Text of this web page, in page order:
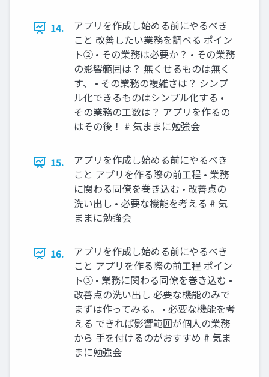
14.
アプリを作成し始める前にやるべき
こと 改善したい業務を調べる ポイン
ト② • その業務は必要か？ • その業務
の影響範囲は？ 無くせるものは無く
す、 • その業務の複雑さは？ シンプ
ル化できるものはシンプル化する •
その業務の工数は？ アプリを作るの
はその後！ # 気ままに勉強会
15.
アプリを作成し始める前にやるべき
こと アプリを作る際の前工程 • 業務
に関わる同僚を巻き込む • 改善点の
洗い出し • 必要な機能を考える # 気
ままに勉強会
16.
アプリを作成し始める前にやるべき
こと アプリを作る際の前工程 ポイン
ト③ • 業務に関わる同僚を巻き込む •
改善点の洗い出し 必要な機能のみで
まずは作ってみる。 • 必要な機能を考
える できれば影響範囲が個人の業務
から 手を付けるのがおすすめ # 気ま
まに勉強会